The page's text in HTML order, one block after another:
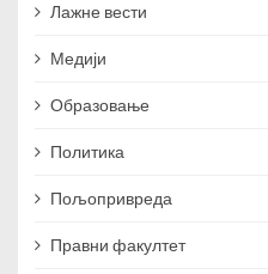
Лажне вести
Медији
Образовање
Политика
Пољопривреда
Правни факултет